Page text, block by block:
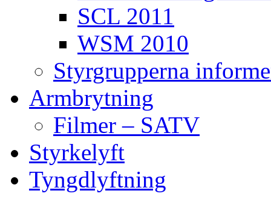
SCL 2011
WSM 2010
Styrgrupperna
Armbrytning
Filmer – SATV
Styrkelyft
Tyngdlyftning